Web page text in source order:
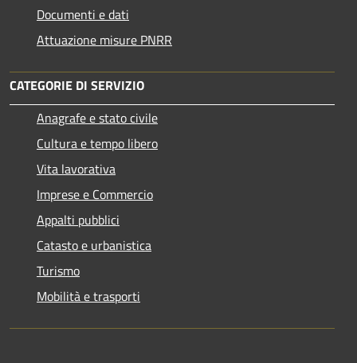
Documenti e dati
Attuazione misure PNRR
CATEGORIE DI SERVIZIO
Anagrafe e stato civile
Cultura e tempo libero
Vita lavorativa
Imprese e Commercio
Appalti pubblici
Catasto e urbanistica
Turismo
Mobilità e trasporti